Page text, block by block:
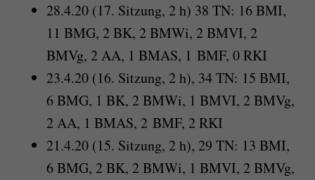
28.4.20 (17. Sitzung, 2 h) 38 TN: 16 BMI,
11 BMG, 2 BK, 2 BMWi, 2 BMVI, 2
BMVg, 2 AA, 1 BMAS, 1 BMF, 0 RKI
23.4.20 (16. Sitzung, 2 h), 34 TN: 15 BMI,
6 BMG, 1 BK, 2 BMWi, 1 BMVI, 2 BMVg,
2 AA, 1 BMAS, 2 BMF, 2 RKI
21.4.20 (15. Sitzung, 2 h), 29 TN: 13 BMI,
6 BMG, 2 BK, 2 BMWi, 1 BMVI, 2 BMVg,